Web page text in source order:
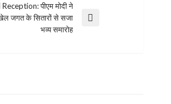
पीएम मोदी ने
खेल जगत के सितारों से सजा
भव्य समारोह